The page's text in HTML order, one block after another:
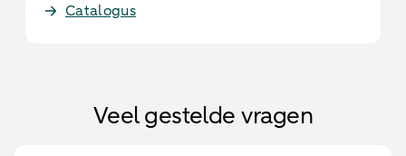
Catalogus
Veel gestelde vragen